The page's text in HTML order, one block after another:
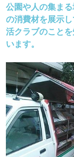
公園や人の集ま
の消費材を展示
活クラブのこと
います。